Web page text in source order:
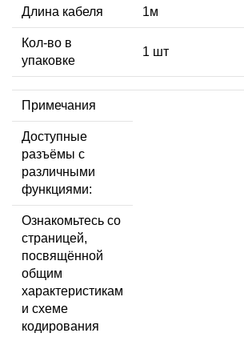
Длина кабеля 1м
Кол-во в
упаковке
1 шт
Примечания
Доступные
разъёмы с
различными
функциями:
Ознакомьтесь со
страницей,
посвящённой
общим
характеристикам
и схеме
кодирования